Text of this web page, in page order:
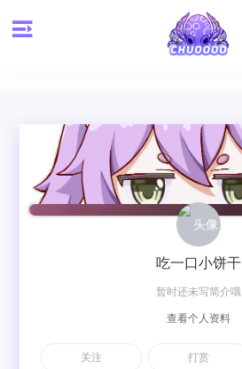
吃一口小饼干
暂时还未写简介哦
查看个人资料
关注 打赏